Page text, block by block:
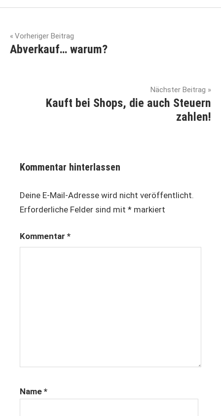
biodiversität
landflucht
mischkultur
Vorheriger Beitrag
Abverkauf… warum?
Nächster Beitrag
Kauft bei Shops, die auch Steuern
zahlen!
Kommentar hinterlassen
Deine E-Mail-Adresse wird nicht veröffentlicht.
Erforderliche Felder sind mit * markiert
Kommentar *
Name *